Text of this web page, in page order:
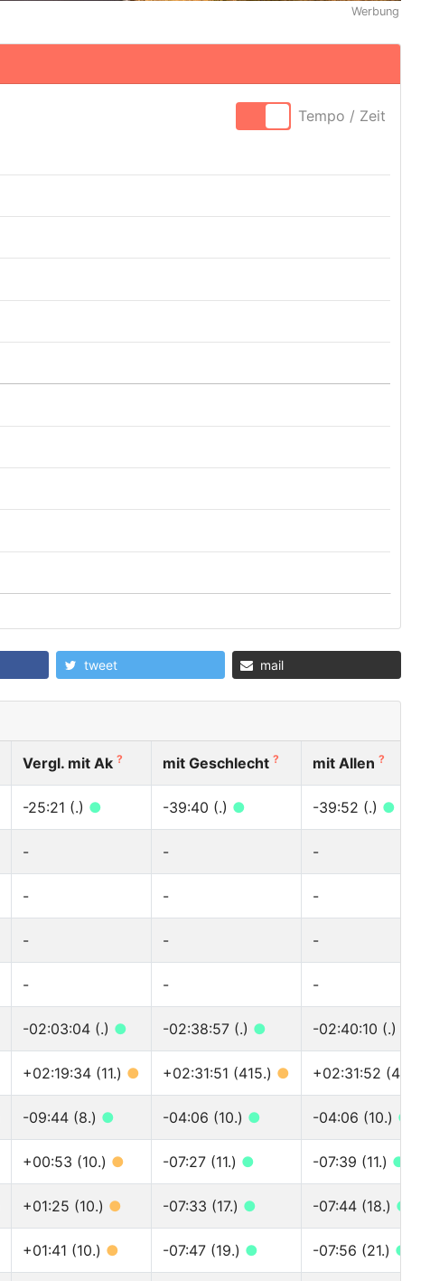
Werbung
Tempo / Zeit
tweet mail
Vergl. mit Ak ? mit Geschlecht ? mit Allen ?
-25:21 (.) ● -39:40 (.) ● -39:52 (.) ●
- - -
- - -
- - -
- - -
-02:03:04 (.) ● -02:38:57 (.) ● -02:40:10 (.)
+02:19:34 (11.) ● +02:31:51 (415.) ● +02:31:52 (475.)
-09:44 (8.) ● -04:06 (10.) ● -04:06 (10.) ●
+00:53 (10.) ● -07:27 (11.) ● -07:39 (11.) ●
+01:25 (10.) ● -07:33 (17.) ● -07:44 (18.) ●
+01:41 (10.) ● -07:47 (19.) ● -07:56 (21.) ●